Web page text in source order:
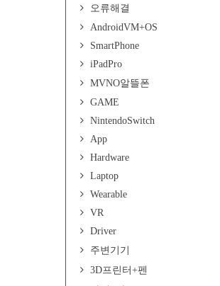
오류해결
AndroidVM+OS
SmartPhone
iPadPro
MVNO알뜰폰
GAME
NintendoSwitch
App
Hardware
Laptop
Wearable
VR
Driver
주변기기
3D프린터+펜